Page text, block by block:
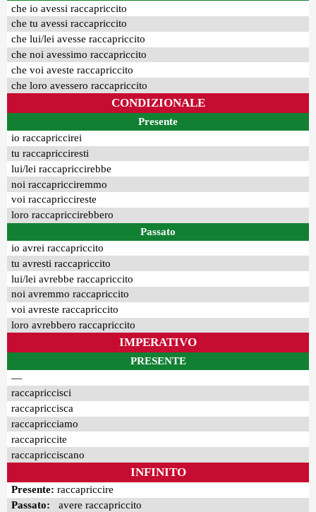
che io avessi raccapriccito
che tu avessi raccapriccito
che lui/lei avesse raccapriccito
che noi avessimo raccapriccito
che voi aveste raccapriccito
che loro avessero raccapriccito
CONDIZIONALE
Presente
io raccapriccirei
tu raccapricciresti
lui/lei raccapriccirebbe
noi raccapricciremmo
voi raccapriccireste
loro raccapriccirebbero
Passato
io avrei raccapriccito
tu avresti raccapriccito
lui/lei avrebbe raccapriccito
noi avremmo raccapriccito
voi avreste raccapriccito
loro avrebbero raccapriccito
IMPERATIVO
PRESENTE
—
raccapriccisci
raccapriccisca
raccapricciamo
raccapriccite
raccapricciscano
INFINITO
Presente: raccapriccire
Passato: avere raccapriccito